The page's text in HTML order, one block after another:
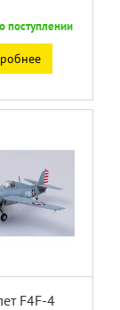
поступлении
F4F-4